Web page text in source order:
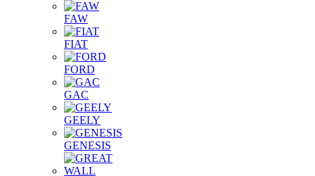
FAW
FIAT
FORD
GAC
GEELY
GENESIS